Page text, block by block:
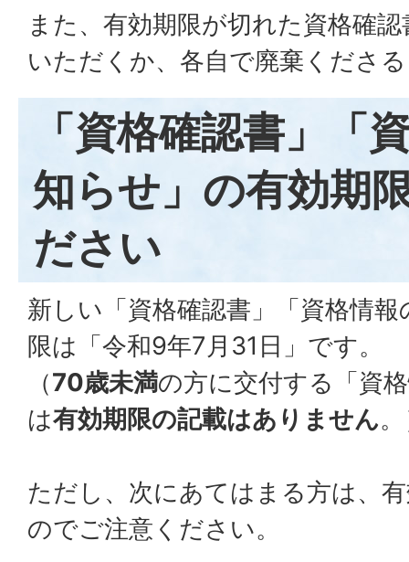
また、有効期限が切れた資格確
いただくか、各自で廃棄くださ
「資格確認書」「
知らせ」の有効期
ださい
新しい「資格確認書」「資格情
限は「令和9年7月31日」です。
（70歳未満の方に交付する「資
は有効期限の記載はありません
ただし、次にあてはまる方は、
のでご注意ください。